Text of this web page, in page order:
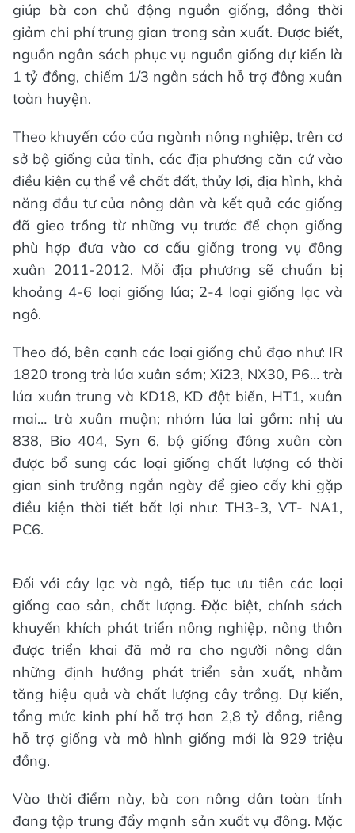
giúp bà con chủ động nguồn giống, đồng thời
giảm chi phí trung gian trong sản xuất. Được biết,
nguồn ngân sách phục vụ nguồn giống dự kiến là
1 tỷ đồng, chiếm 1/3 ngân sách hỗ trợ đông xuân
toàn huyện.
Theo khuyến cáo của ngành nông nghiệp, trên cơ
sở bộ giống của tỉnh, các địa phương căn cứ vào
điều kiện cụ thể về chất đất, thủy lợi, địa hình, khả
năng đầu tư của nông dân và kết quả các giống
đã gieo trồng từ những vụ trước để chọn giống
phù hợp đưa vào cơ cấu giống trong vụ đông
xuân 2011-2012. Mỗi địa phương sẽ chuẩn bị
khoảng 4-6 loại giống lúa; 2-4 loại giống lạc và
ngô.
Theo đó, bên cạnh các loại giống chủ đạo như: IR
1820 trong trà lúa xuân sớm; Xi23, NX30, P6… trà
lúa xuân trung và KD18, KD đột biến, HT1, xuân
mai… trà xuân muộn; nhóm lúa lai gồm: nhị ưu
838, Bio 404, Syn 6, bộ giống đông xuân còn
được bổ sung các loại giống chất lượng có thời
gian sinh trưởng ngắn ngày để gieo cấy khi gặp
điều kiện thời tiết bất lợi như: TH3-3, VT- NA1,
PC6.
Đối với cây lạc và ngô, tiếp tục ưu tiên các loại
giống cao sản, chất lượng. Đặc biệt, chính sách
khuyến khích phát triển nông nghiệp, nông thôn
được triển khai đã mở ra cho người nông dân
những định hướng phát triển sản xuất, nhằm
tăng hiệu quả và chất lượng cây trồng. Dự kiến,
tổng mức kinh phí hỗ trợ hơn 2,8 tỷ đồng, riêng
hỗ trợ giống và mô hình giống mới là 929 triệu
đồng.
Vào thời điểm này, bà con nông dân toàn tỉnh
đang tập trung đẩy mạnh sản xuất vụ đông. Mặc